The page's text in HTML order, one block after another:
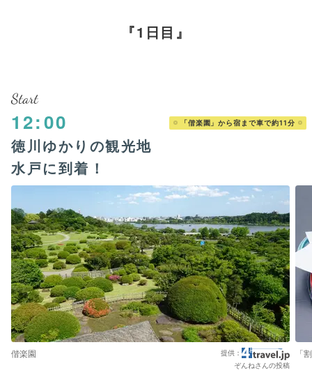
1日目
Start
12:00 「偕楽園」から宿まで車で約11分
徳川ゆかりの観光地
水戸に到着！
偕楽園
ぞんねさんの投稿
「